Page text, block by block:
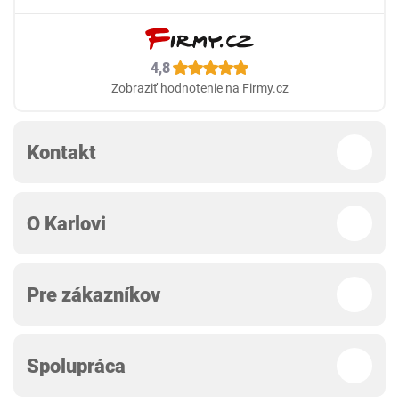
4,8
Zobraziť hodnotenie na Firmy.cz
Kontakt
O Karlovi
Pre zákazníkov
Spolupráca